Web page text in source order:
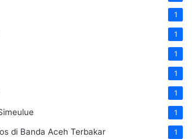
1
1
1
1
1
1
di Banda Aceh Terbakar 1